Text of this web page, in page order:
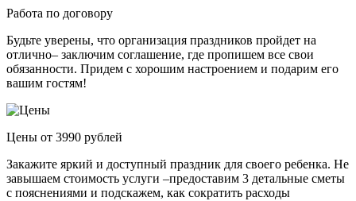
Работа по договору
Будьте уверены, что организация праздников пройдет на
отлично– заключим соглашение, где пропишем все свои
обязанности. Придем с хорошим настроением и подарим его
вашим гостям!
Цены от 3990 рублей
Закажите яркий и доступный праздник для своего ребенка. Не
завышаем стоимость услуги –предоставим 3 детальные сметы
с пояснениями и подскажем, как сократить расходы